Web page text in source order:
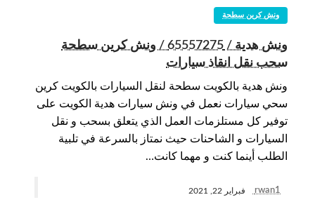
ونش كرين سطحة
ونش هدية / 65557275 / ونش كرين سطحة
سحب نقل انقاذ سيارات
ونش هدية بالكويت سطحة لنقل السيارات بالكويت كرين
سحي سيارات نعمل في ونش سيارات هدية الكويت على
توفير كل مستلزمات العمل الذي يتعلق بسحب و نقل
السيارات و الشاحنات حيث نمتاز بالسرعة في تلبية
الطلب أينما كنت و مهما كانت…
rwan1 فبراير 22, 2021